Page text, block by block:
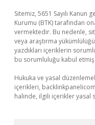
Sitemiz, 5651 Sayılı
Kurumu (BTK) tarafından
vermektedir. Bu nedenle,
veya araştırma
yazdıkları içeriklerin
bu sorumluluğu kabul etmiş
Hukuka ve yasal
içerikleri,
halinde, ilgili içerikler yasal